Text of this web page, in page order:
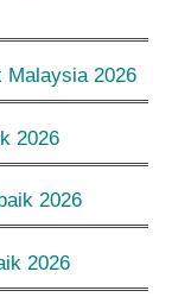
Malaysia 2026
2026
2026
2026